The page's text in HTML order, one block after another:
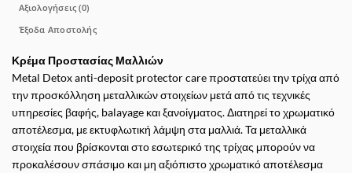
Αξιολογήσεις (0)
Έξοδα Αποστολής
Κρέμα Προστασίας Μαλλιών
Metal Detox anti-deposit protector care προστατεύει την τρίχα από
την προσκόλληση μεταλλικών στοιχείων μετά από τις τεχνικές
υπηρεσίες βαφής, balayage και ξανοίγματος. Διατηρεί το χρωματικό
αποτέλεσμα, με εκτυφλωτική λάμψη στα μαλλιά. Τα μεταλλικά
στοιχεία που βρίσκονται στο εσωτερικό της τρίχας μπορούν να
προκαλέσουν σπάσιμο και μη αξιόπιστο χρωματικό αποτέλεσμα